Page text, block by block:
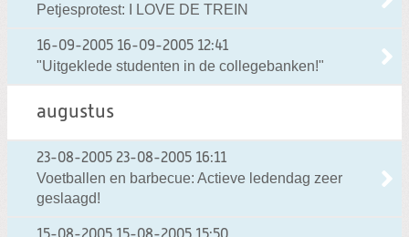
Petjesprotest: I LOVE DE TREIN
16-09-2005 16-09-2005 12:41
"Uitgeklede studenten in de collegebanken!"
augustus
23-08-2005 23-08-2005 16:11
Voetballen en barbecue: Actieve ledendag zeer
geslaagd!